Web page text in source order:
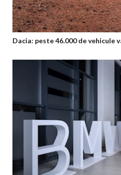
Dacia: peste 46.000 de vehicule